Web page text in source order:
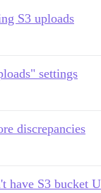
S3 uploads
settings
discrepancies
have S3 bucket